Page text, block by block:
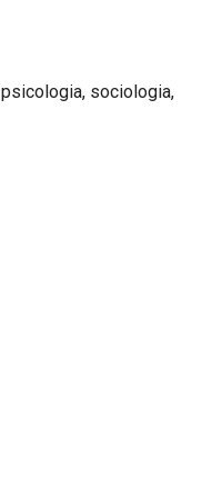
sociologia,